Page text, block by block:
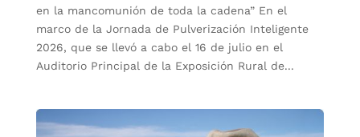
en la mancomunión de toda la cadena” En el
marco de la Jornada de Pulverización Inteligente
2026, que se llevó a cabo el 16 de julio en el
Auditorio Principal de la Exposición Rural de...